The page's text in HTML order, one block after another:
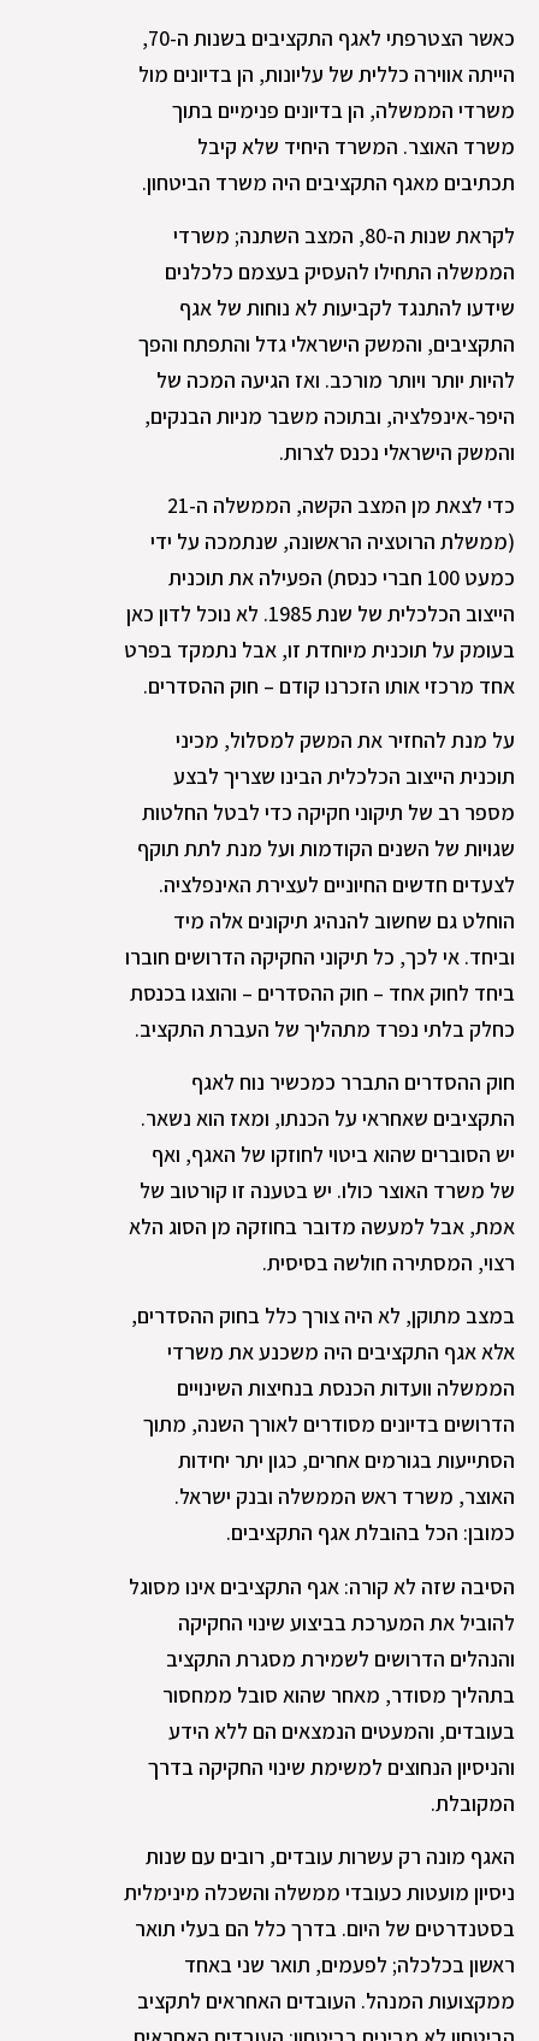
כאשר הצטרפתי לאגף התקציבים בשנות ה-70,
הייתה אווירה כללית של עליונות, הן בדיונים מול
משרדי הממשלה, הן בדיונים פנימיים בתוך
משרד האוצר. המשרד היחיד שלא קיבל
תכתיבים מאגף התקציבים היה משרד הביטחון.
לקראת שנות ה-80, המצב השתנה; משרדי
הממשלה התחילו להעסיק בעצמם כלכלנים
שידעו להתנגד לקביעות לא נוחות של אגף
התקציבים, והמשק הישראלי גדל והתפתח והפך
להיות יותר ויותר מורכב. ואז הגיעה המכה של
היפר-אינפלציה, ובתוכה משבר מניות הבנקים,
והמשק הישראלי נכנס לצרות.
כדי לצאת מן המצב הקשה, הממשלה ה-21
(ממשלת הרוטציה הראשונה, שנתמכה על ידי
כמעט 100 חברי כנסת) הפעילה את תוכנית
הייצוב הכלכלית של שנת 1985. לא נוכל לדון כאן
בעומק על תוכנית מיוחדת זו, אבל נתמקד בפרט
אחד מרכזי אותו הזכרנו קודם – חוק ההסדרים.
על מנת להחזיר את המשק למסלול, מכיני
תוכנית הייצוב הכלכלית הבינו שצריך לבצע
מספר רב של תיקוני חקיקה כדי לבטל החלטות
שגויות של השנים הקודמות ועל מנת לתת תוקף
לצעדים חדשים החיוניים לעצירת האינפלציה.
הוחלט גם שחשוב להנהיג תיקונים אלה מיד
וביחד. אי לכך, כל תיקוני החקיקה הדרושים חוברו
ביחד לחוק אחד – חוק ההסדרים – והוצגו בכנסת
כחלק בלתי נפרד מתהליך של העברת התקציב.
חוק ההסדרים התברר כמכשיר נוח לאגף
התקציבים שאחראי על הכנתו, ומאז הוא נשאר.
יש הסוברים שהוא ביטוי לחוזקו של האגף, ואף
של משרד האוצר כולו. יש בטענה זו קורטוב של
אמת, אבל למעשה מדובר בחוזקה מן הסוג הלא
רצוי, המסתירה חולשה בסיסית.
במצב מתוקן, לא היה צורך כלל בחוק ההסדרים,
אלא אגף התקציבים היה משכנע את משרדי
הממשלה וועדות הכנסת בנחיצות השינויים
הדרושים בדיונים מסודרים לאורך השנה, מתוך
הסתייעות בגורמים אחרים, כגון יתר יחידות
האוצר, משרד ראש הממשלה ובנק ישראל.
כמובן: הכל בהובלת אגף התקציבים.
הסיבה שזה לא קורה: אגף התקציבים אינו מסוגל
להוביל את המערכת בביצוע שינוי החקיקה
והנהלים הדרושים לשמירת מסגרת התקציב
בתהליך מסודר, מאחר שהוא סובל ממחסור
בעובדים, והמעטים הנמצאים הם ללא הידע
והניסיון הנחוצים למשימת שינוי החקיקה בדרך
המקובלת.
האגף מונה רק עשרות עובדים, רובים עם שנות
ניסיון מועטות כעובדי ממשלה והשכלה מינימלית
בסטנדרטים של היום. בדרך כלל הם בעלי תואר
ראשון בכלכלה; לפעמים, תואר שני באחד
ממקצועות המנהל. העובדים האחראים לתקציב